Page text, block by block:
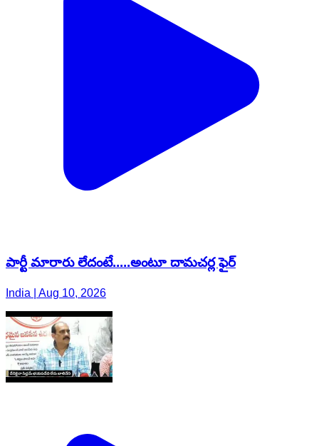
పార్టీ మారారు లేదంటే.....అంటూ దామచర్ల ఫైర్
India | Aug 10, 2026